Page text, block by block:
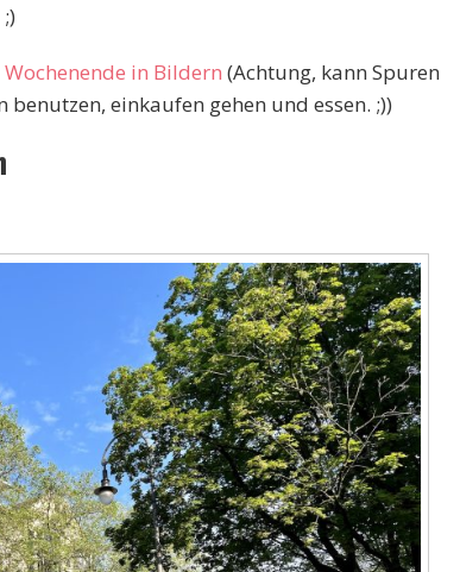
Wochenende in Bildern (Achtung, kann Spuren
einkaufen gehen und essen. ;))